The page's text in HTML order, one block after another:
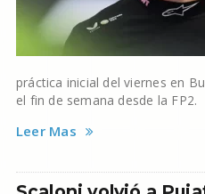
práctica inicial del viernes en
el fin de semana desde la FP2.
Leer Mas